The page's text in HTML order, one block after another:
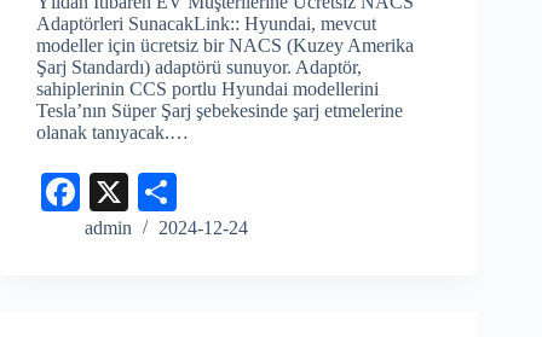
Adaptörleri SunacakLink:: Hyundai, mevcut
modeller için ücretsiz bir NACS (Kuzey Amerika
Şarj Standardı) adaptörü sunuyor. Adaptör,
sahiplerinin CCS portlu Hyundai modellerini
Tesla’nın Süper Şarj şebekesinde şarj etmelerine
olanak tanıyacak.…
Fa
ce
X
ha
admin 2024-12-24